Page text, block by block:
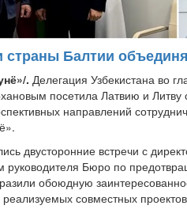
страны Балтии
. Делегация Узбекистана во
посетила Латвию и Литву
направлений
двусторонние встречи с
руководителя Бюро по
обоюдную
совместных